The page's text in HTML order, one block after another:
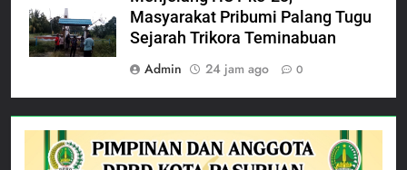
Masyarakat Pribumi Palang Tugu
Sejarah Trikora Teminabuan
Admin
24 jam ago 0